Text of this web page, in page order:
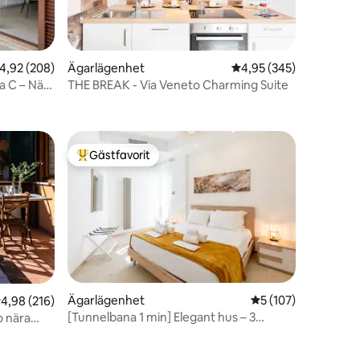
av 5 i genomsnittligt betyg, 208 omdömen
4,92 (208)
C – Nära
Ägarlägenhet 4,95 av 5 i
4,95 (345)
THE BREAK - Via Veneto Charming Suite
av 5 i genomsnittligt betyg, 216 omdömen
4,98 (216)
nära
Populär gästfavorit
Gästfavorit
Ägarlägenhet 5 av 5 i
5 (107)
[Tunnelbana 1 min] Elegant hus – 3